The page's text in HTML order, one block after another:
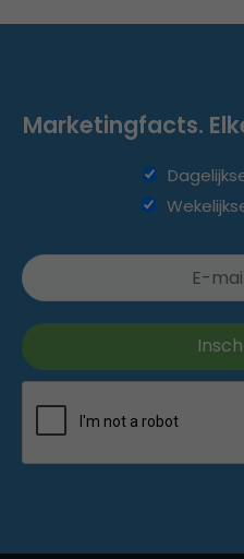
Marketingfacts.